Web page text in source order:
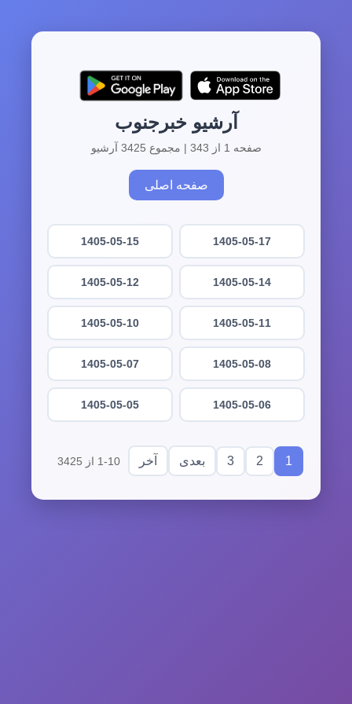
آرشیو خبرجنوب
صفحه 1 از 343 | مجموع 3425 آرشیو
صفحه اصلی
1405-05-17
1405-05-15
1405-05-14
1405-05-12
1405-05-11
1405-05-10
1405-05-08
1405-05-07
1405-05-06
1405-05-05
1
2
3 بعدی آخر 1-10 از 3425